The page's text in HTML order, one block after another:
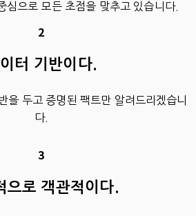
심으로 모든 초점을 맞추고 있습니다.
2
터 기반이다.
을 두고 증명된 팩트만 알려드리겠습니
다.
3
으로 객관적이다.